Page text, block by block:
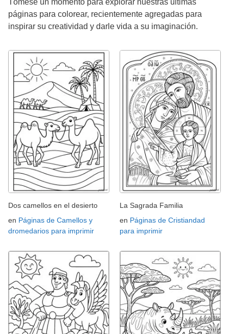
Tómese un momento para explorar nuestras últimas
páginas para colorear, recientemente agregadas para
inspirar su creatividad y darle vida a su imaginación.
Dos camellos en el desierto
en Páginas de Camellos y
dromedarios para imprimir
La Sagrada Familia
en Páginas de Cristiandad
para imprimir